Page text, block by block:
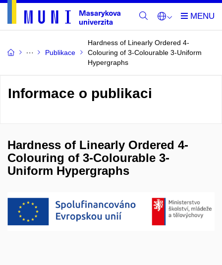
Publikace
Hardness of Linearly Ordered 4-
Colouring of 3-Colourable 3-Uniform
Hypergraphs
Informace o publikaci
Hardness of Linearly Ordered 4-
Colouring of 3-Colourable 3-
Uniform Hypergraphs